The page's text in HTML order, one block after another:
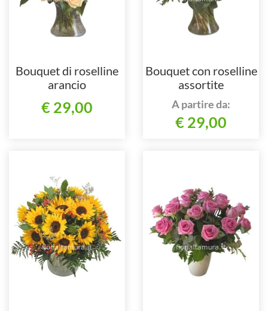
Bouquet di roselline
arancio
€ 29,00
Bouquet con roselline
assortite
A partire da:
€ 29,00